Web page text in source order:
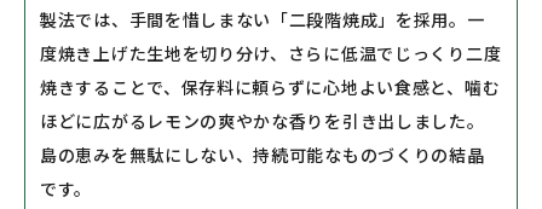
製法では、手間を惜しまない「二段階焼成」を採用。一
度焼き上げた生地を切り分け、さらに低温でじっくり二度
焼きすることで、保存料に頼らずに心地よい食感と、噛む
ほどに広がるレモンの爽やかな香りを引き出しました。
島の恵みを無駄にしない、持続可能なものづくりの結晶
です。